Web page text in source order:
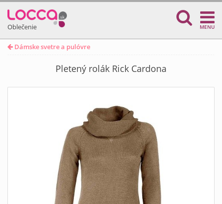
Oblečenie MENU
Dámske svetre a pulóvre
Pletený rolák Rick Cardona